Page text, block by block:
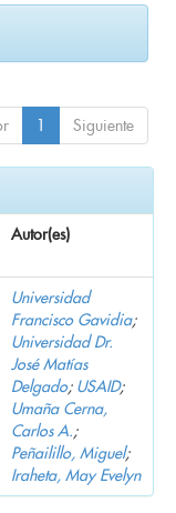
1 Siguiente
Autor(es)
Universidad
Francisco Gavidia;
Universidad Dr.
José Matías
Delgado; USAID;
Umaña Cerna,
Carlos A.;
Peñailillo, Miguel;
Iraheta, May Evelyn